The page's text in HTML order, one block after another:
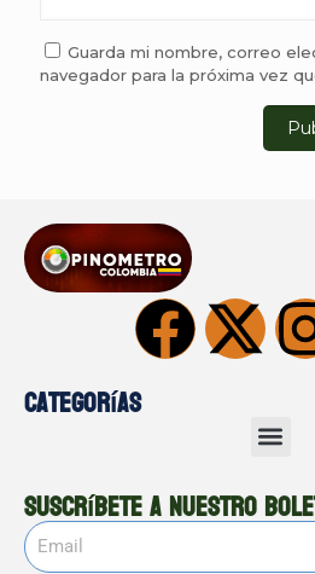
Guarda mi nombre, correo
navegador para la próxima vez
Categorías
Suscríbete a nuestro